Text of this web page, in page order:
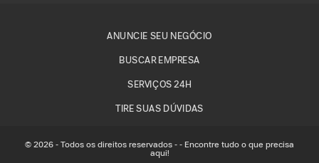
ANUNCIE SEU NEGÓCIO
BUSCAR EMPRESA
SERVIÇOS 24H
TIRE SUAS DÚVIDAS
© 2026 - Todos os direitos reservados - - Encontre tudo o que precisa
aqui!